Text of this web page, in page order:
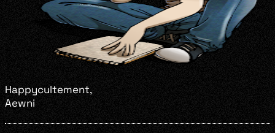
Happycultement,
Aewni